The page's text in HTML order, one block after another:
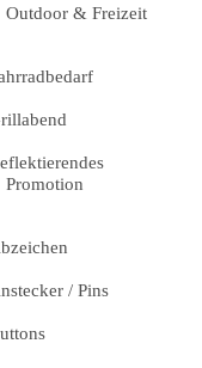
Outdoor & Freizeit
Promotion
/ Pins